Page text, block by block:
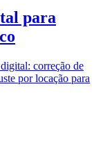
para
correção de
por locação para